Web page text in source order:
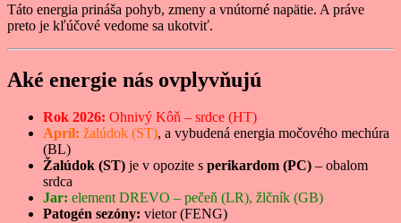
Táto energia prináša pohyb, zmeny a vnútorné napätie. A práve
preto je kľúčové vedome sa ukotviť.
Aké energie nás ovplyvňujú
Rok 2026: Ohnivý Kôň – srdce (HT)
Apríl: žalúdok (ST), a vybudená energia močového mechúra
(BL)
Žalúdok (ST) je v opozite s perikardom (PC) – obalom
srdca
Jar: element DREVO – pečeň (LR), žlčník (GB)
Patogén sezóny: vietor (FENG)